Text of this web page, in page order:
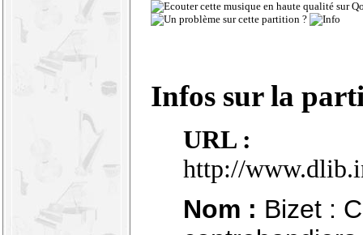
Infos sur la
URL :
http://
Nom : Bizet :